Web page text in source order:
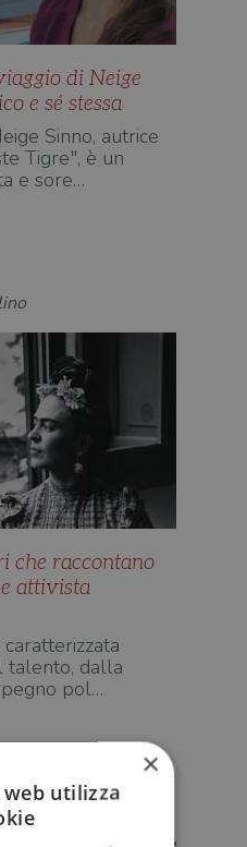
di Neige
e sé stessa
Sinno, autrice
Tigre", è un
e sore…
che raccontano
attivista
talento, dalla
pol…
×
utilizza